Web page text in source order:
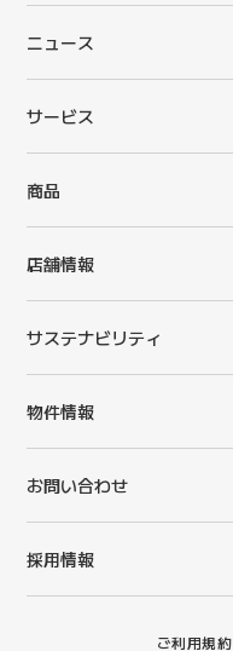
ニュース
サービス
商品
店舗情報
サステナビリティ
物件情報
お問い合わせ
採用情報
ご利用規約